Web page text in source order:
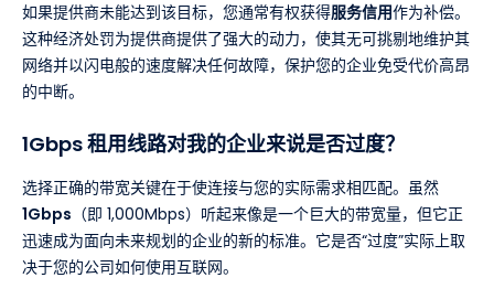
如果提供商未能达到该目标，您通常有权获得服务信用作为补偿。
这种经济处罚为提供商提供了强大的动力，使其无可挑剔地维护其
网络并以闪电般的速度解决任何故障，保护您的企业免受代价高昂
的中断。
1Gbps 租用线路对我的企业来说是否过度？
选择正确的带宽关键在于使连接与您的实际需求相匹配。虽然
1Gbps （即 1,000Mbps）听起来像是一个巨大的带宽量，但它正
迅速成为面向未来规划的企业的新的标准。它是否“过度”实际上取
决于您的公司如何使用互联网。